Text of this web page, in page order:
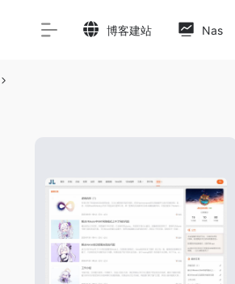
博客建站 Nas